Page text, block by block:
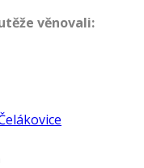
věnovali: